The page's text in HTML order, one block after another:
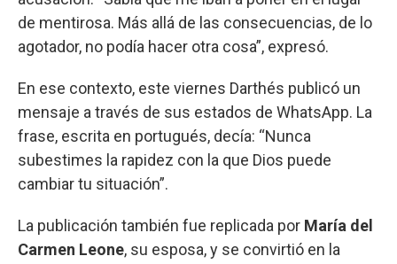
de mentirosa. Más allá de las consecuencias, de lo
agotador, no podía hacer otra cosa”, expresó.
En ese contexto, este viernes Darthés publicó un
mensaje a través de sus estados de WhatsApp. La
frase, escrita en portugués, decía: “Nunca
subestimes la rapidez con la que Dios puede
cambiar tu situación”.
La publicación también fue replicada por María del
Carmen Leone, su esposa, y se convirtió en la